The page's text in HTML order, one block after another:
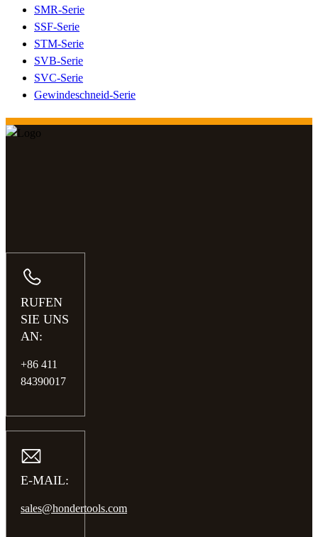
SMR-Serie
SSF-Serie
STM-Serie
SVB-Serie
SVC-Serie
Gewindeschneid-Serie
RUFEN
SIE UNS
AN:
+86 411
84390017
E-MAIL:
sales@hondertools.com